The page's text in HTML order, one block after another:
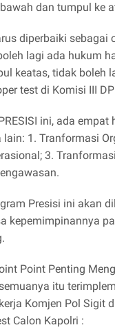
dan tumpul ke
diperbaiki sebagai
lagi ada hukum
keatas, tidak boleh
test di Komisi III
ini, ada empat
lain: 1. Tranformasi
3.
Presisi ini akan
kepemimpinannya
Point Penting
itu
Komjen Pol Sigit
Calon Kapolri :